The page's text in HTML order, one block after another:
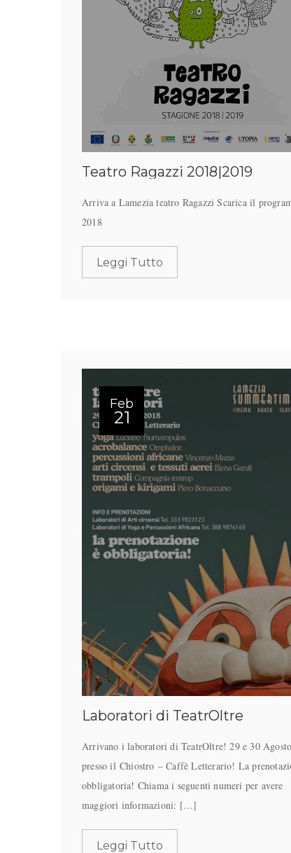
Teatro Ragazzi 2018|2019
Arriva a Lamezia teatro Ragazzi Scarica il
2018
Leggi Tutto
Feb
21
Laboratori di TeatrOltre
Arrivano i laboratori di TeatrOltre! 29 e 30 Agosto
presso il Chiostro – Caffè Letterario! La
obbligatoria! Chiama i seguenti numeri per avere
maggiori informazioni: […]
Leggi Tutto